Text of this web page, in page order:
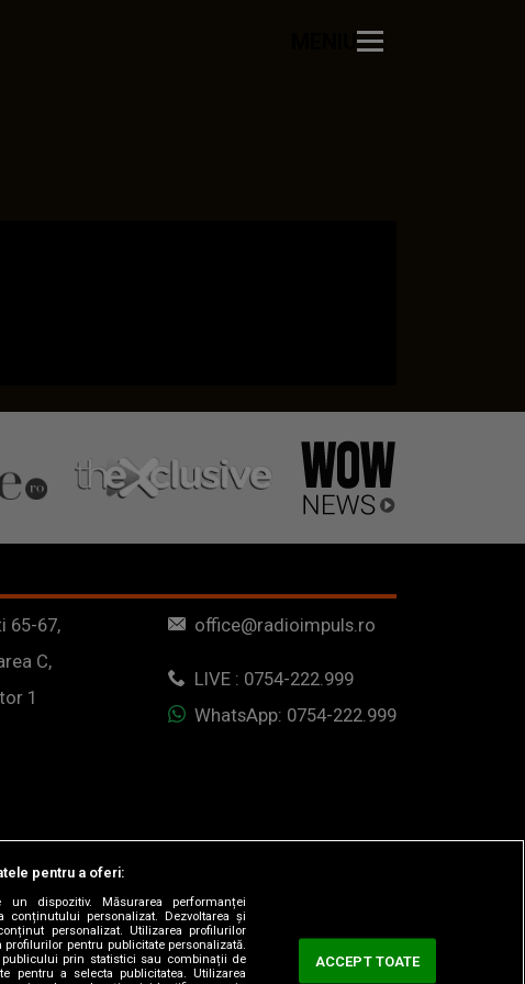
65-67,
C,
1
office@radioimpuls.ro
LIVE : 0754-222.999
WhatsApp: 0754-222.999
pentru a oferi:
dispozitiv. Măsurarea performanței
conținutului personalizat. Dezvoltarea și
personalizat. Utilizarea profilurilor
pentru publicitate personalizată.
prin statistici sau combinații de
pentru a selecta publicitatea. Utilizarea
ACCEPT TOATE